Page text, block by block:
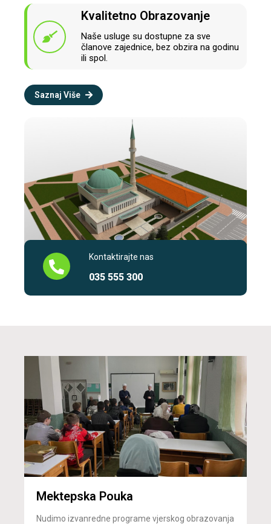
Kontaktirajte nas
035 555 300
Kvalitetno Obrazovanje
Naše usluge su dostupne za sve
članove zajednice, bez obzira na godinu
ili spol.
Saznaj Više
Mektepska Pouka
Nudimo izvanredne programe vjerskog obrazovanja